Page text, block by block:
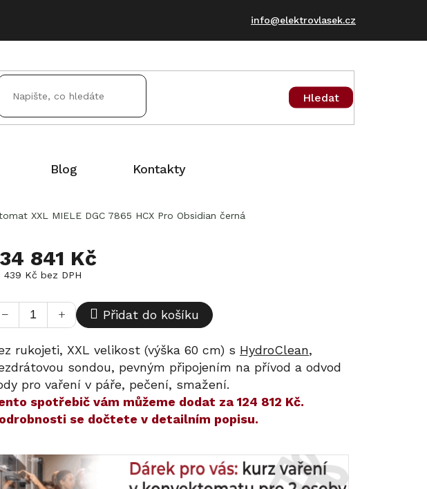
info@elektrovlasek.cz
Hledat
Blog Kontakty
XXL MIELE DGC 7865 HCX Pro Obsidian černá
841 Kč
439 Kč bez DPH
+
− Přidat do košíku
rukojeti, XXL velikost (výška 60 cm) s HydroClean,
sondou, pevným připojením na přívod a odvod
pro vaření v páře, pečení, smažení.
spotřebič vám můžeme dodat za 124 812 Kč.
se dočtete v detailním popisu.